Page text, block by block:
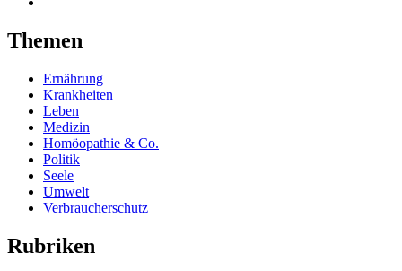
Themen
Ernährung
Krankheiten
Leben
Medizin
Homöopathie & Co.
Politik
Seele
Umwelt
Verbraucherschutz
Rubriken